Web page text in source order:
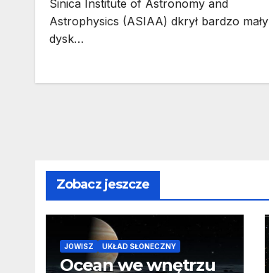
Sinica Institute of Astronomy and
Astrophysics (ASIAA) dkrył bardzo mały
dysk…
Zobacz jeszcze
JOWISZ UKŁAD SŁONECZNY
Ocean we wnętrzu